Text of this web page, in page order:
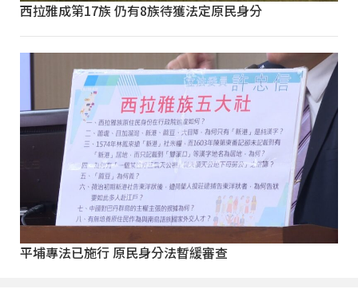
西拉雅成第17族 仍有8族待獲法定原民身分
平埔專法已施行 原民身分法暫緩審查